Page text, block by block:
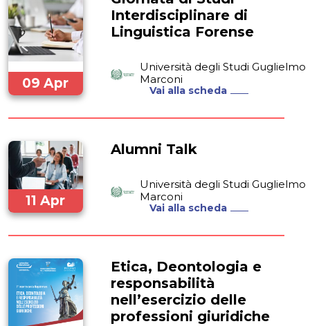
09 Apr
Interdisciplinare di
Linguistica Forense
Università degli Studi Guglielmo
Marconi
Vai alla scheda
11 Apr
Alumni Talk
Università degli Studi Guglielmo
Marconi
Vai alla scheda
Etica, Deontologia e
responsabilità
nell’esercizio delle
professioni giuridiche